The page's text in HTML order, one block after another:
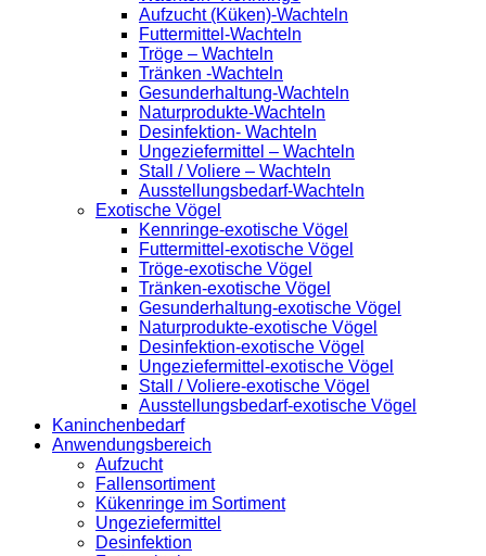
Aufzucht (Küken)-Wachteln
Futtermittel-Wachteln
Tröge – Wachteln
Tränken -Wachteln
Gesunderhaltung-Wachteln
Naturprodukte-Wachteln
Desinfektion- Wachteln
Ungeziefermittel – Wachteln
Stall / Voliere – Wachteln
Ausstellungsbedarf-Wachteln
Exotische Vögel
Kennringe-exotische Vögel
Futtermittel-exotische Vögel
Tröge-exotische Vögel
Tränken-exotische Vögel
Gesunderhaltung-exotische Vögel
Naturprodukte-exotische Vögel
Desinfektion-exotische Vögel
Ungeziefermittel-exotische Vögel
Stall / Voliere-exotische Vögel
Ausstellungsbedarf-exotische Vögel
Kaninchenbedarf
Anwendungsbereich
Aufzucht
Fallensortiment
Kükenringe im Sortiment
Ungeziefermittel
Desinfektion